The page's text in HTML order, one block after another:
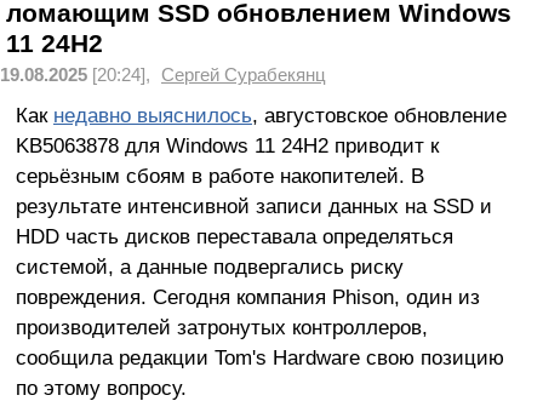
ломающим SSD обновлением Windows
11 24H2
19.08.2025 [20:24], Сергей Сурабекянц
Как недавно выяснилось, августовское обновление
KB5063878 для Windows 11 24H2 приводит к
серьёзным сбоям в работе накопителей. В
результате интенсивной записи данных на SSD и
HDD часть дисков переставала определяться
системой, а данные подвергались риску
повреждения. Сегодня компания Phison, один из
производителей затронутых контроллеров,
сообщила редакции Tom's Hardware свою позицию
по этому вопросу.